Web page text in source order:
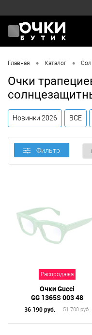
Главная • Каталог •
Очки
Новинки 2026 ВСЕ
Цена
Назначение / Пол
Отметки
Коллекция
Материал линз
Форма оправы
Фильтр
Распродажа
Очки Gucci
GG 1365S 003 48
36 190 руб. 51 700 руб.